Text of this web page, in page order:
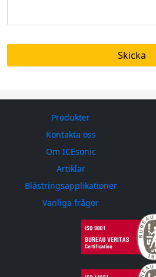
Produkter
Kontakta oss
Om ICEsonic
Artiklar
Blästringsapplikationer
Vanliga frågor